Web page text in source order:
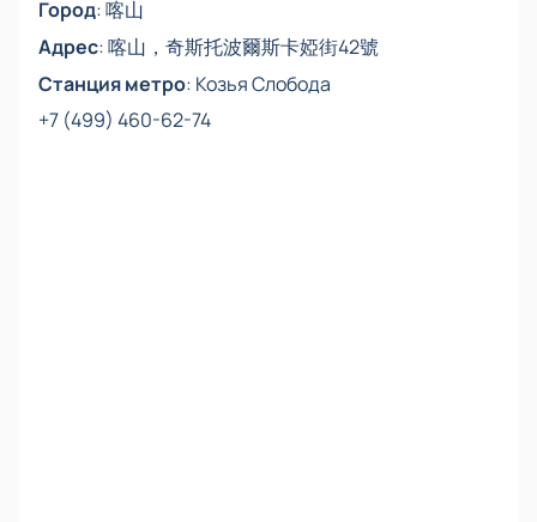
在线购票
通过网站购票：在互动座位图上选择座位，查询票价，
位位置：您可以选择靠近体育场的座位，或选择VIP包
厢以获得更舒适的体验。
Город:喀山
Адрес:喀山，奇斯托波爾斯卡婭街42號
Станция метро: Козья Слобода
+7 (499) 460-62-74